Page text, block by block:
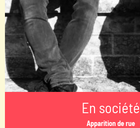
En société
Apparition de rue